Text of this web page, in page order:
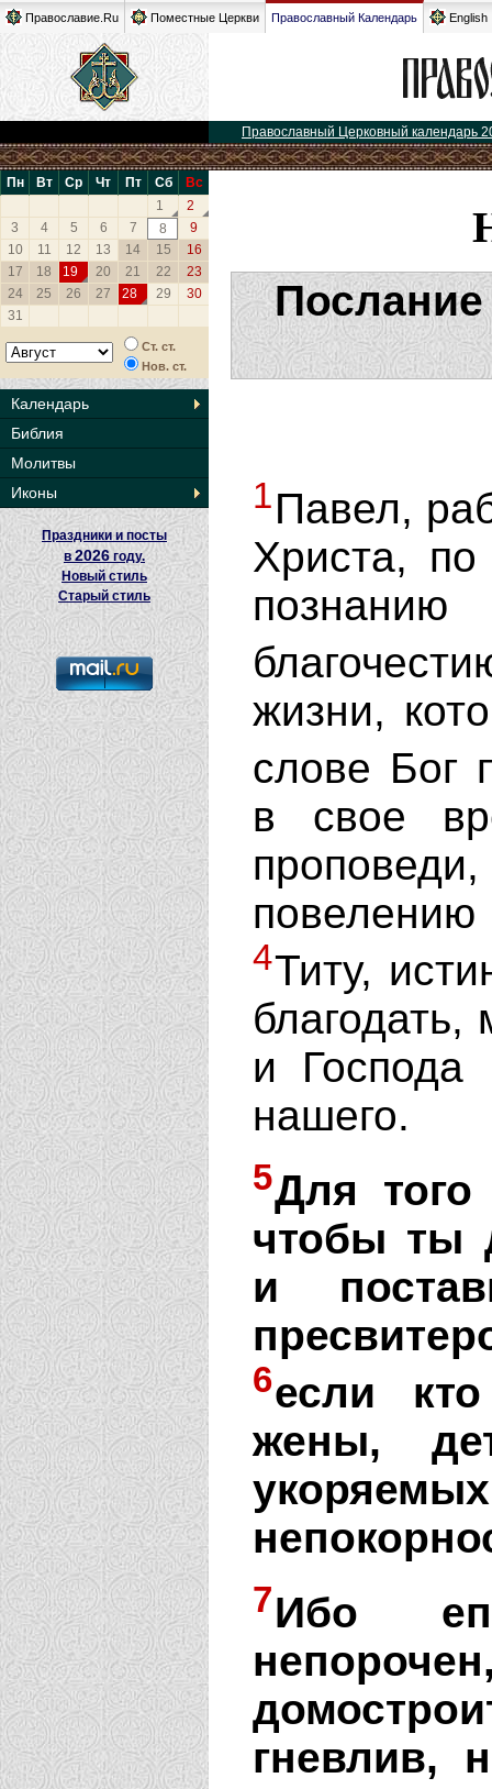
Православие.Ru Поместные Церкви Православный Календарь English
Православный Церковный календарь
Пн Вт Ср Чт Пт Сб
Вс
1
2
3
4 5 6 7 8
9
10
11 12 13 14 15
16
17
18 19 20 21 22
23
24
25 26 27 28 29
30
31
Ст. ст.
Нов. ст.
Календарь
Библия
Молитвы
Иконы
Праздники и посты
в2026 году.
Новый стиль
Старый стиль
Послание
1Павел,
Христа,
жизни,
слове Бог
в свое
4Титу,
и Господа
нашего.
5Для
чтобы ты
и
6если
жены,
7Ибо
гневлив,